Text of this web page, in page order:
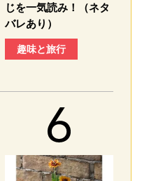
じを一気読み！（ネタ
バレあり）
趣味と旅行